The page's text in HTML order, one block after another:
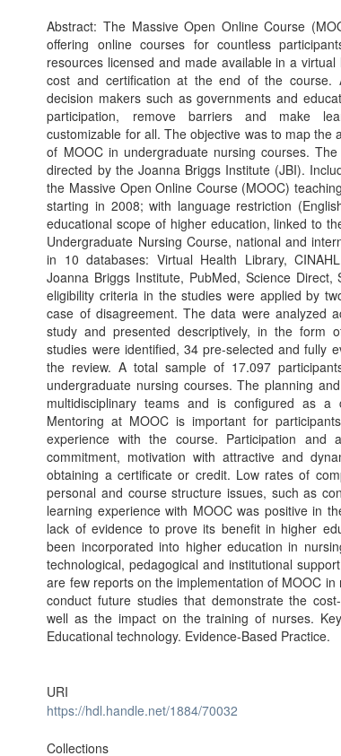
Abstract: The Massive Open Online Course
offering online courses for countless
resources licensed and made available in a
cost and certification at the end of the course.
decision makers such as governments and
participation, remove barriers and make
customizable for all. The objective was to map the
of MOOC in undergraduate nursing courses.
directed by the Joanna Briggs Institute (JBI).
the Massive Open Online Course (MOOC)
starting in 2008; with language restriction
educational scope of higher education, linked to
Undergraduate Nursing Course, national and
in 10 databases: Virtual Health Library,
Joanna Briggs Institute, PubMed, Science
eligibility criteria in the studies were applied by
case of disagreement. The data were analyzed
study and presented descriptively, in the form
studies were identified, 34 pre-selected and fully
the review. A total sample of 17.097
undergraduate nursing courses. The planning
multidisciplinary teams and is configured as a
Mentoring at MOOC is important for
experience with the course. Participation and
commitment, motivation with attractive and
obtaining a certificate or credit. Low rates of
personal and course structure issues, such as
learning experience with MOOC was positive in
lack of evidence to prove its benefit in higher
been incorporated into higher education in
technological, pedagogical and institutional
are few reports on the implementation of MOOC
conduct future studies that demonstrate the
well as the impact on the training of nurses.
Educational technology. Evidence-Based Practice.
URI
https://hdl.handle.net/1884/70032
Collections